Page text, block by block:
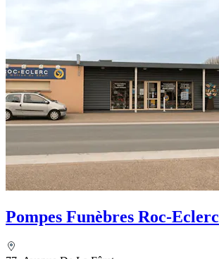
Pompes Funèbres Roc-Eclerc